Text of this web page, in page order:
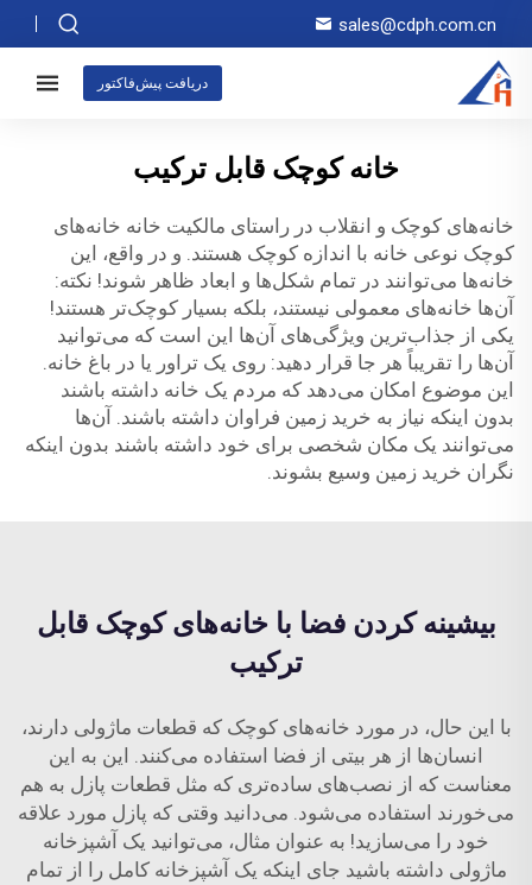
sales@cdph.com.cn
دریافت پیش‌فاکتور
خانه کوچک قابل ترکیب
خانه‌های کوچک و انقلاب در راستای مالکیت خانه خانه‌های
کوچک نوعی خانه با اندازه کوچک هستند. و در واقع، این
خانه‌ها می‌توانند در تمام شکل‌ها و ابعاد ظاهر شوند! نکته:
آن‌ها خانه‌های معمولی نیستند، بلکه بسیار کوچک‌تر هستند!
یکی از جذاب‌ترین ویژگی‌های آن‌ها این است که می‌توانید
آن‌ها را تقریباً هر جا قرار دهید: روی یک تراور یا در باغ خانه.
این موضوع امکان می‌دهد که مردم یک خانه داشته باشند
بدون اینکه نیاز به خرید زمین فراوان داشته باشند. آن‌ها
می‌توانند یک مکان شخصی برای خود داشته باشند بدون اینکه
نگران خرید زمین وسیع بشوند.
بیشینه کردن فضا با خانه‌های کوچک قابل
ترکیب
با این حال، در مورد خانه‌های کوچک که قطعات ماژولی دارند،
انسان‌ها از هر بیتی از فضا استفاده می‌کنند. این به این
معناست که از نصب‌های ساده‌تری که مثل قطعات پازل به هم
می‌خورند استفاده می‌شود. می‌دانید وقتی که پازل مورد علاقه
خود را می‌سازید! به عنوان مثال، می‌توانید یک آشپزخانه
ماژولی داشته باشید جای اینکه یک آشپزخانه کامل را از تمام